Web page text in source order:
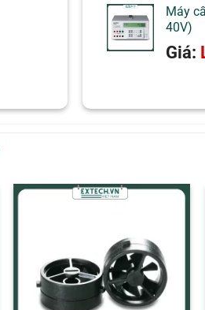
Máy
40V)
Giá: